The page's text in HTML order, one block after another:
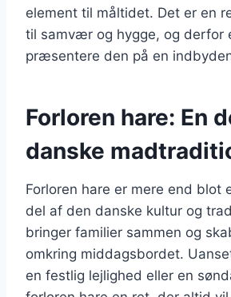
element til måltidet. Det er en
til samvær og hygge, og derfor
præsentere den på en
Forloren hare: En
danske
Forloren hare er mere end blot
del af den danske kultur og
bringer familier sammen og
omkring middagsbordet.
en festlig lejlighed eller en